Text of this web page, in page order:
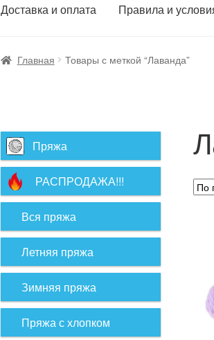
Доставка и оплата Правила и
Главная Товары с меткой “Лаванда”
Пряжа
РАСПРОДАЖА!!!
Вся пряжа
Летняя пряжа
Зимняя пряжа
Пряжа с хлопком